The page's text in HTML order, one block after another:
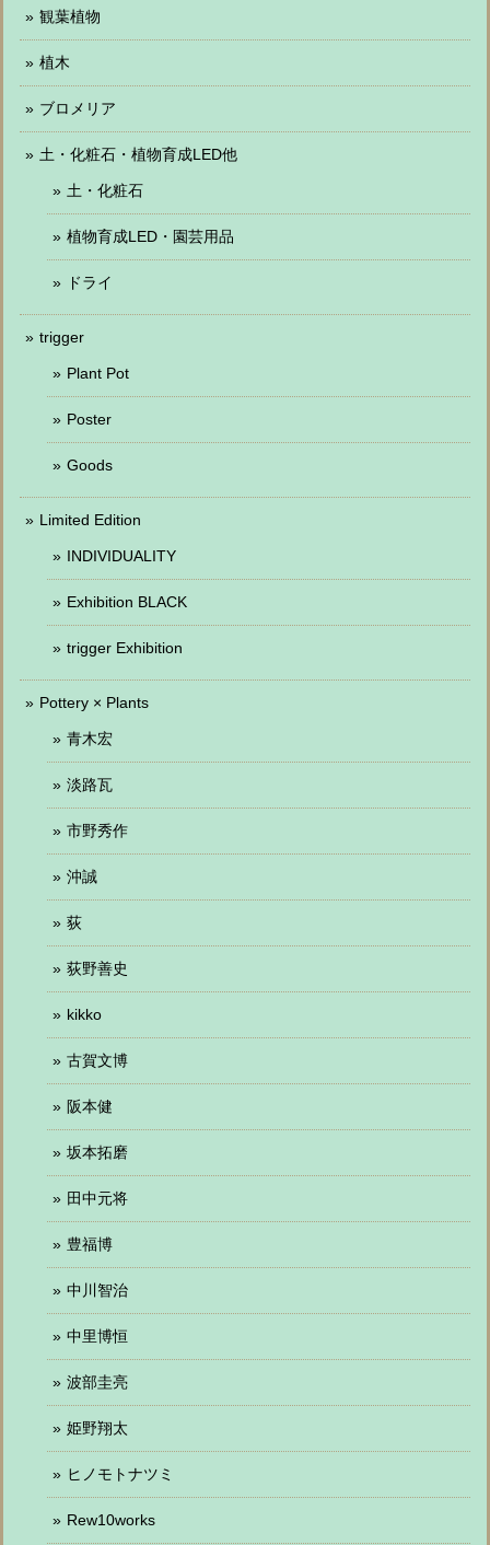
観葉植物
植木
ブロメリア
土・化粧石・植物育成LED他
土・化粧石
植物育成LED・園芸用品
ドライ
trigger
Plant Pot
Poster
Goods
Limited Edition
INDIVIDUALITY
Exhibition BLACK
trigger Exhibition
Pottery × Plants
青木宏
淡路瓦
市野秀作
沖誠
荻
荻野善史
kikko
古賀文博
阪本健
坂本拓磨
田中元将
豊福博
中川智治
中里博恒
波部圭亮
姫野翔太
ヒノモトナツミ
Rew10works